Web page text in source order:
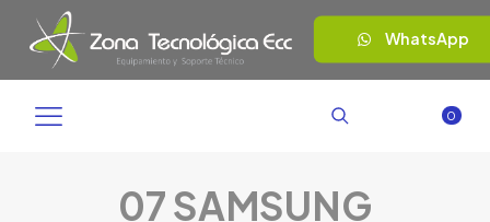
WhatsApp
0
07 SAMSUNG